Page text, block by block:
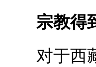
宗教得
对于西藏